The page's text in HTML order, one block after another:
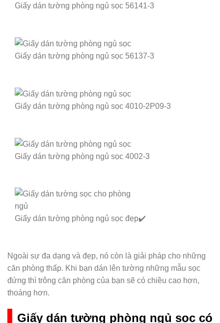
Giấy dán tường phòng ngủ sọc 56141-3
Giấy dán tường phòng ngủ sọc 56137-3
Giấy dán tường phòng ngủ sọc 4010-2P09-3
Giấy dán tường phòng ngủ sọc 4002-3
Giấy dán tường phòng ngủ sọc đẹp✔️
Ngoài sự đa dạng và đẹp, nó còn là giải pháp cho những
căn phòng thấp. Khi bạn dán lên tường những mẫu sọc
đứng thì trông căn phòng của bạn sẽ có chiều cao hơn,
thoáng hơn.
Giấy dán tường phòng ngủ sọc có